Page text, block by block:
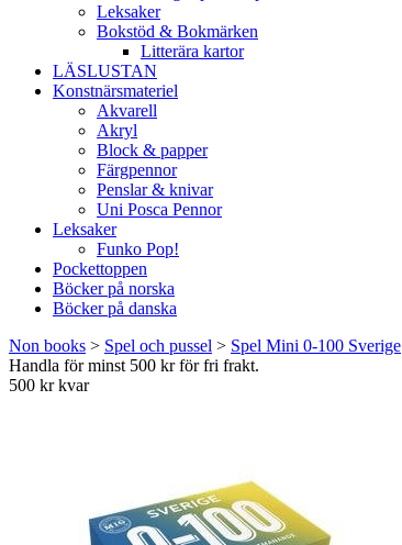
Leksaker
Bokstöd & Bokmärken
Litterära kartor
LÄSLUSTAN
Konstnärsmateriel
Akvarell
Akryl
Block & papper
Färgpennor
Penslar & knivar
Uni Posca Pennor
Leksaker
Funko Pop!
Pockettoppen
Böcker på norska
Böcker på danska
Non books > Spel och pussel > Spel Mini 0-100 Sverige
Handla för minst 500 kr för fri frakt.
500 kr kvar